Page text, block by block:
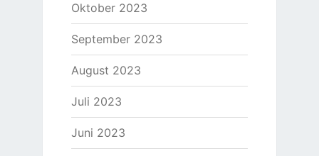
Oktober 2023
September 2023
August 2023
Juli 2023
Juni 2023